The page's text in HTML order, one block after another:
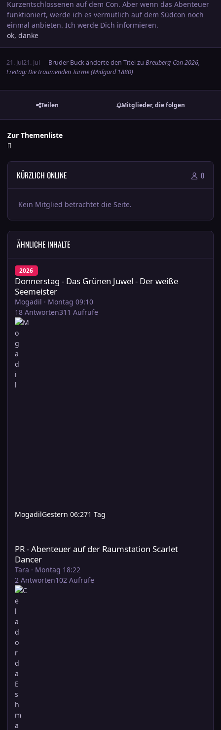
Kurzentschlossenen auf dem Con. Aber wenn das Abenteuer
funktioniert, werde ich es vermutlich auf dem Südcon noch
einmal anbieten. Ich werde Dich informieren.
ok, danke
21. Jul21. Jul Bruder Buckänderte den Titel zu Breuberg-Con 2026,
Freitag: Die träumenden Türme (Midgard 1880)
Teilen Mitglieder, die folgen
Zur Themenliste
KÜRZLICH ONLINE 0
Kein Mitglied betrachtet die Seite.
ÄHNLICHE INHALTE
2026
Donnerstag - Das Grünen Juwel - Der weiße
Seemeister
Mogadil · Montag 09:10
18 Antworten311 Aufrufe
MogadilGestern 06:271 Tag
PR - Abenteuer auf der Raumstation Scarlet
Dancer
Tara · Montag 18:22
2 Antworten102 Aufrufe